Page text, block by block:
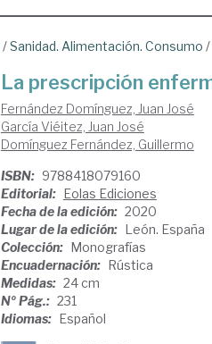
/Sanidad. Alimentación. Consumo /
La prescripción
Fernández Domínguez, Juan José
García Viéitez, Juan José
Domínguez Fernández, Guillermo
ISBN: 9788418079160
Editorial: Eolas Ediciones
Fecha de la edición: 2020
Lugar de la edición: León. España
Colección: Monografías
Encuadernación: Rústica
Medidas: 24 cm
Nº Pág.: 231
Idiomas: Español